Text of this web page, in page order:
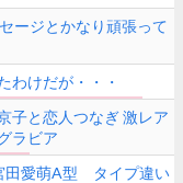
ージとかなり頑張って
わけだが・・・
子と恋人つなぎ 激レア
ラビア
田愛萌A型 タイプ違い